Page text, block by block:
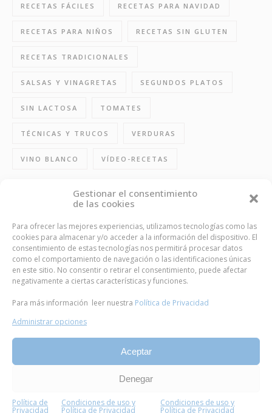
Gestionar el consentimiento
de las cookies
Para ofrecer las mejores experiencias, utilizamos tecnologías como las
cookies para almacenar y/o acceder a la información del dispositivo. El
consentimiento de estas tecnologías nos permitirá procesar datos
como el comportamiento de navegación o las identificaciones únicas
en este sitio. No consentir o retirar el consentimiento, puede afectar
negativamente a ciertas características y funciones.
Para más información leer nuestra Política de Privacidad
Administrar opciones
Aceptar
Denegar
Política de
Privacidad
Condiciones de uso y
Política de Privacidad
Condiciones de uso y
Política de Privacidad
RECETAS FÁCILES RECETAS PARA NAVIDAD
RECETAS PARA NIÑOS RECETAS SIN GLUTEN
RECETAS TRADICIONALES
SALSAS Y VINAGRETAS SEGUNDOS PLATOS
SIN LACTOSA TOMATES
TÉCNICAS Y TRUCOS VERDURAS
VINO BLANCO VÍDEO-RECETAS
FOLLOW US
BUSCA TU ENTRADA FAVORITIVA
reservados
Condiciones de uso y Política de Privacidad Sobre mí